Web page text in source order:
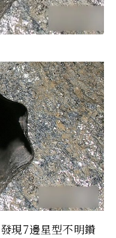
現7邊星型不明鑽